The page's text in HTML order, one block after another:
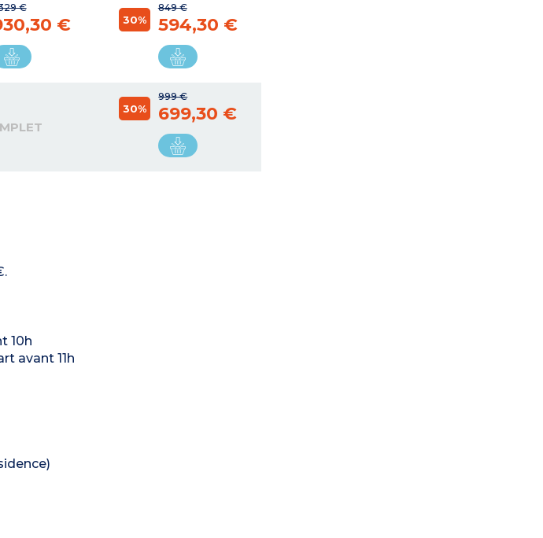
€
€
849 €
30% 594,30 €
999 €
30% 699,30 €
10h
avant 11h